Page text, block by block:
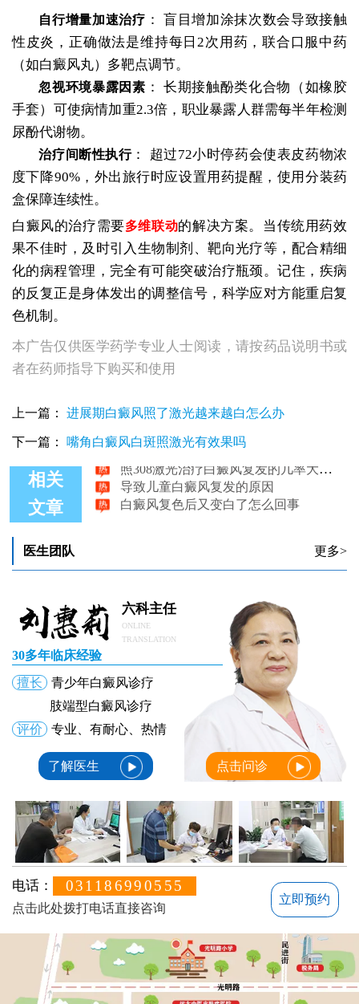
自行增量加速治疗 ：盲目增加涂抹次数会导致接触
性皮炎，正确做法是维持每日2次用药，联合口服中药
（如白癜风丸）多靶点调节。
忽视环境暴露因素 ：长期接触酚类化合物（如橡胶
手套）可使病情加重2.3倍，职业暴露人群需每半年检测
尿酚代谢物。
治疗间断性执行： 超过72小时停药会使表皮药物浓
度下降90%，外出旅行时应设置用药提醒，使用分装药
盒保障连续性。
白癜风的治疗需要多维联动的解决方案。当传统用药效
果不佳时，及时引入生物制剂、靶向光疗等，配合精细
化的病程管理，完全有可能突破治疗瓶颈。记住，疾病
的反复正是身体发出的调整信号，科学应对方能重启复
色机制。
本广告仅供医学药学专业人士阅读，请按药品说明书或
者在药师指导下购买和使用
上一篇： 进展期白癜风照了激光越来越白怎么办
下一篇： 嘴角白癜风白斑照激光有效果吗
相关
文章
导致儿童白癜风复发的原因
白癜风复色后又变白了怎么回事
白癜风复发了要怎么需要注意什么
医生团队 更多>
六科主任
ONLINE
TRANSLATION
30多年临床经验
擅长
青少年白癜风诊疗
肢端型白癜风诊疗
评价
专业、有耐心、热情
了解医生 点击问诊
电话： 031186990555
点击此处拨打电话直接咨询
立即预约